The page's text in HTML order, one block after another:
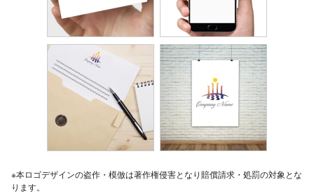
※本ロゴデザインの盗作・模倣は著作権侵害となり賠償請求・処罰の対象とな
ります。